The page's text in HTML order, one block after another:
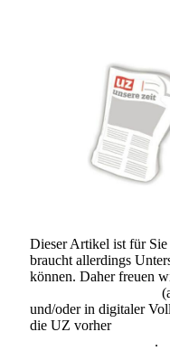
Dieser Artikel ist für
braucht allerdings
können. Daher freuen
und/oder in digitaler
die UZ vorher
.